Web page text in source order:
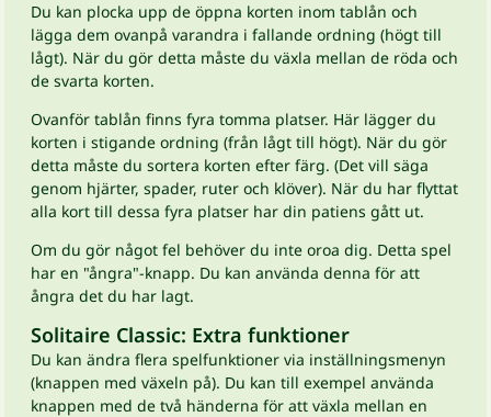
Du kan plocka upp de öppna korten inom tablån och
lägga dem ovanpå varandra i fallande ordning (högt till
lågt). När du gör detta måste du växla mellan de röda och
de svarta korten.
Ovanför tablån finns fyra tomma platser. Här lägger du
korten i stigande ordning (från lågt till högt). När du gör
detta måste du sortera korten efter färg. (Det vill säga
genom hjärter, spader, ruter och klöver). När du har flyttat
alla kort till dessa fyra platser har din patiens gått ut.
Om du gör något fel behöver du inte oroa dig. Detta spel
har en "ångra"-knapp. Du kan använda denna för att
ångra det du har lagt.
Solitaire Classic: Extra funktioner
Du kan ändra flera spelfunktioner via inställningsmenyn
(knappen med växeln på). Du kan till exempel använda
knappen med de två händerna för att växla mellan en